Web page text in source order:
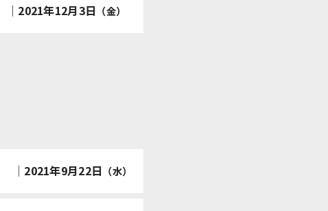
│ 2021年12月3日 （金）
│ 2021年9月22日 （水）